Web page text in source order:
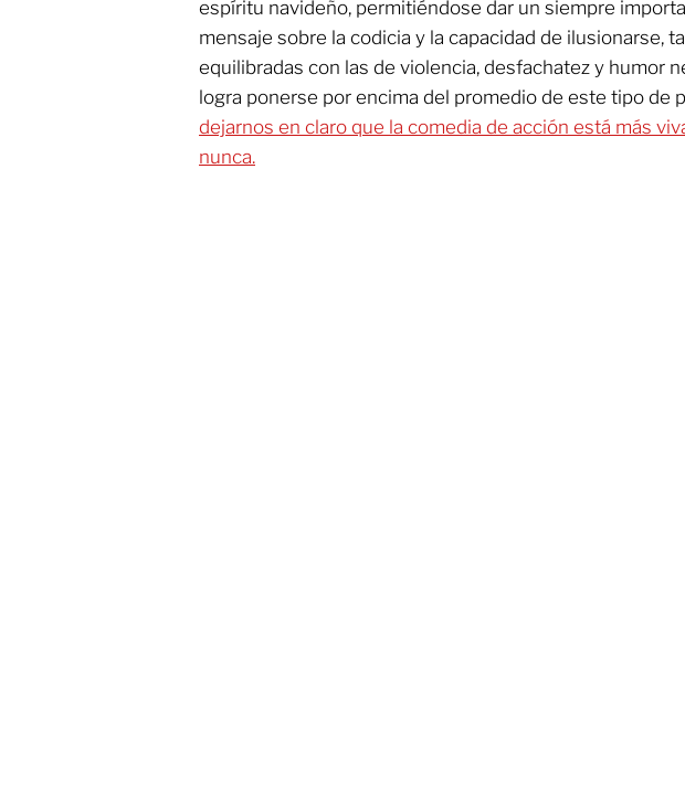
espíritu navideño, permitiéndose dar un siempre
mensaje sobre la codicia y la capacidad de ilusionarse,
equilibradas con las de violencia, desfachatez y humor
logra ponerse por encima del promedio de este tipo de
dejarnos en claro que la comedia de acción está más
nunca.